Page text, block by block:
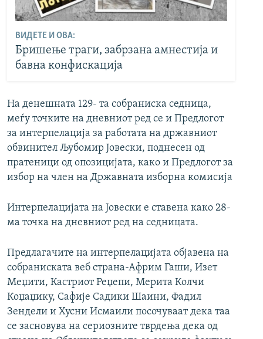
ВИДЕТЕ И ОВА:
Бришење траги, забрзана амнестија и
бавна конфискација
На денешната 129- та собраниска седница,
меѓу точките на дневниот ред се и Предлогот
за интерпелација за работата на државниот
обвинител Љубомир Јовески, поднесен од
пратеници од опозицијата, како и Предлогот за
избор на член на Државната изборна комисија
Интерпелацијата на Јовески е ставена како 28-
ма точка на дневниот ред на седницата.
Предлагачите на интерпелацијата објавена на
собраниската веб страна-Африм Гаши, Изет
Меџити, Кастриот Реџепи, Мерита Колчи
Коџаџику, Сафије Садики Шаини, Фадил
Зендели и Хусни Исмаили посочуваат дека таа
се засновува на сериозните тврдења дека од